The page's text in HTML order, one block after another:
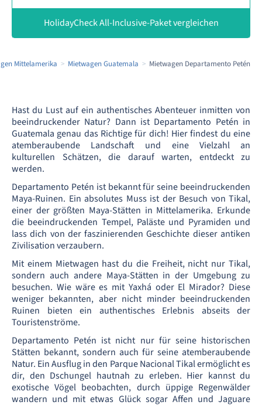
HolidayCheck All-Inclusive-Paket vergleichen
Mittelamerika Mietwagen Guatemala Mietwagen Departamento Petén
Hast du Lust auf ein authentisches Abenteuer inmitten von
beeindruckender Natur? Dann ist Departamento Petén in
Guatemala genau das Richtige für dich! Hier findest du eine
atemberaubende Landschaft und eine Vielzahl an
kulturellen Schätzen, die darauf warten, entdeckt zu
werden.
Departamento Petén ist bekannt für seine beeindruckenden
Maya-Ruinen. Ein absolutes Muss ist der Besuch von Tikal,
einer der größten Maya-Stätten in Mittelamerika. Erkunde
die beeindruckenden Tempel, Paläste und Pyramiden und
lass dich von der faszinierenden Geschichte dieser antiken
Zivilisation verzaubern.
Mit einem Mietwagen hast du die Freiheit, nicht nur Tikal,
sondern auch andere Maya-Stätten in der Umgebung zu
besuchen. Wie wäre es mit Yaxhá oder El Mirador? Diese
weniger bekannten, aber nicht minder beeindruckenden
Ruinen bieten ein authentisches Erlebnis abseits der
Touristenströme.
Departamento Petén ist nicht nur für seine historischen
Stätten bekannt, sondern auch für seine atemberaubende
Natur. Ein Ausflug in den Parque Nacional Tikal ermöglicht es
dir, den Dschungel hautnah zu erleben. Hier kannst du
exotische Vögel beobachten, durch üppige Regenwälder
wandern und mit etwas Glück sogar Affen und Jaguare